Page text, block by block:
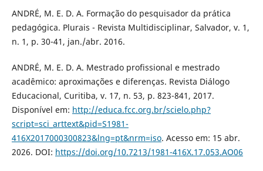
ANDRÉ, M. E. D. A. Formação do pesquisador da prática
pedagógica. Plurais - Revista Multidisciplinar, Salvador, v. 1,
n. 1, p. 30-41, jan./abr. 2016.
ANDRÉ, M. E. D. A. Mestrado profissional e mestrado
acadêmico: aproximações e diferenças. Revista Diálogo
Educacional, Curitiba, v. 17, n. 53, p. 823-841, 2017.
Disponível em: http://educa.fcc.org.br/scielo.php?
script=sci_arttext&pid=S1981-
416X2017000300823&lng=pt&nrm=iso. Acesso em: 15 abr.
2026. DOI: https://doi.org/10.7213/1981-416X.17.053.AO06